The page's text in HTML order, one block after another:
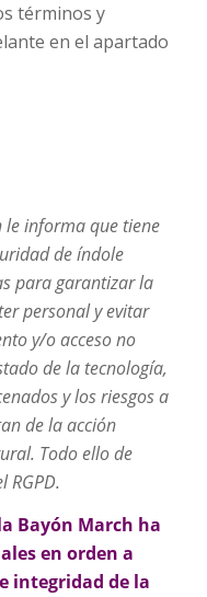
términos y
en el apartado
le informa que tiene
de índole
para garantizar la
personal y evitar
y/o acceso no
de la tecnología,
y los riesgos a
de la acción
Todo ello de
RGPD.
Bayón March ha
en orden a
integridad de la